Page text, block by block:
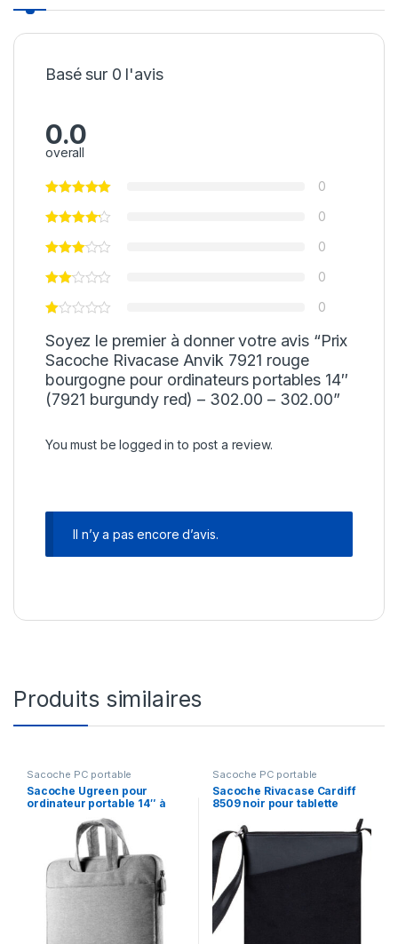
Basé sur 0 l'avis
0.0
overall
0
0
0
0
0
Soyez le premier à donner votre avis “Prix
Sacoche Rivacase Anvik 7921 rouge
bourgogne pour ordinateurs portables 14″
(7921 burgundy red) – 302.00 – 302.00”
You must belogged in to post a review.
Il n’y a pas encore d’avis.
Produits similaires
Sacoche PC portable
Sacoche Ugreen pour
ordinateur portable 14″ à
Sacoche PC portable
Sacoche Rivacase Cardiff
8509 noir pour tablette